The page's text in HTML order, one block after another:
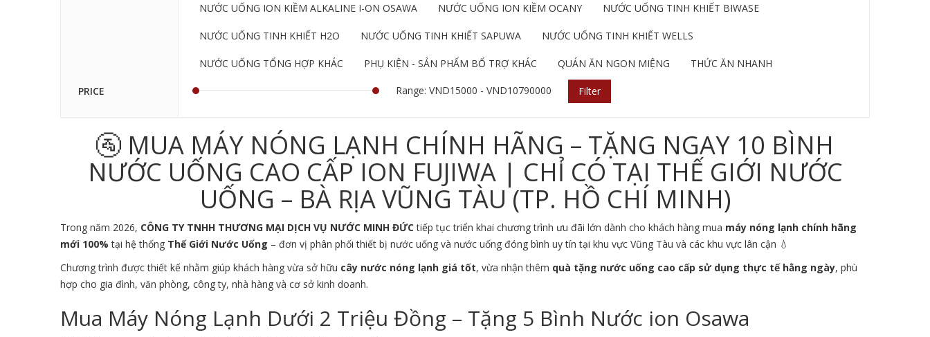
NƯỚC UỐNG ION KIỀM ALKALINE I-ON OSAWA NƯỚC UỐNG ION KIỀM OCANY NƯỚC UỐNG TINH KHIẾT BIWASE
NƯỚC UỐNG TINH KHIẾT H2O NƯỚC UỐNG TINH KHIẾT SAPUWA NƯỚC UỐNG TINH KHIẾT WELLS
NƯỚC UỐNG TỔNG HỢP KHÁC PHỤ KIỆN - SẢN PHẨM BỔ TRỢ KHÁC QUÁN ĂN NGON MIỆNG THỨC ĂN NHANH
PRICE Range: VND15000 - VND10790000 Filter
🚰 MUA MÁY NÓNG LẠNH CHÍNH HÃNG – TẶNG NGAY 10 BÌNH
NƯỚC UỐNG CAO CẤP ION FUJIWA | CHỈ CÓ TẠI THẾ GIỚI NƯỚC
UỐNG – BÀ RỊA VŨNG TÀU (TP. HỒ CHÍ MINH)
Trong năm 2026, CÔNG TY TNHH THƯƠNG MẠI DỊCH VỤ NƯỚC MINH ĐỨCtiếp tục triển khai chương trình ưu đãi lớn dành cho khách hàng mua máy nóng lạnh chính hãng
mới 100% tại hệ thống Thế Giới Nước Uống – đơn vị phân phối thiết bị nước uống và nước uống đóng bình uy tín tại khu vực Vũng Tàu và các khu vực lân cận 💧
Chương trình được thiết kế nhằm giúp khách hàng vừa sở hữu cây nước nóng lạnh giá tốt, vừa nhận thêm quà tặng nước uống cao cấp sử dụng thực tế hằng ngày, phù
hợp cho gia đình, văn phòng, công ty, nhà hàng và cơ sở kinh doanh.
Mua Máy Nóng Lạnh Dưới 2 Triệu Đồng – Tặng 5 Bình Nước ion Osawa